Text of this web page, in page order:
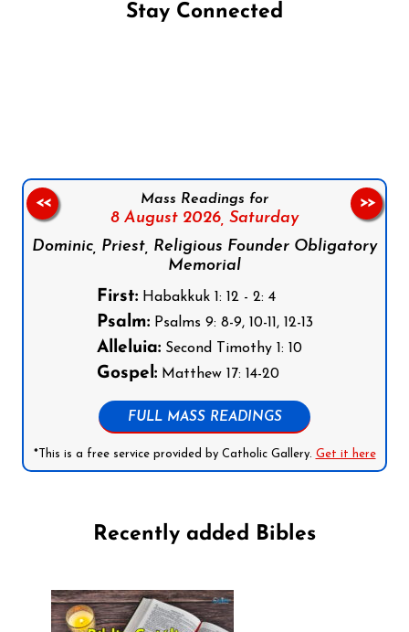
Stay Connected
Mass Readings for
8 August 2026, Saturday
Dominic, Priest, Religious Founder Obligatory
Memorial
First:Habakkuk 1: 12 - 2: 4
Psalm:Psalms 9: 8-9, 10-11, 12-13
Alleluia:Second Timothy 1: 10
Gospel:Matthew 17: 14-20
FULL MASS READINGS
*This is a free service provided by Catholic Gallery. Get it here
<< >>
Recently added Bibles